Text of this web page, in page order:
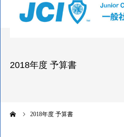
2018年度 予算書
2018年度 予算書
活動報告